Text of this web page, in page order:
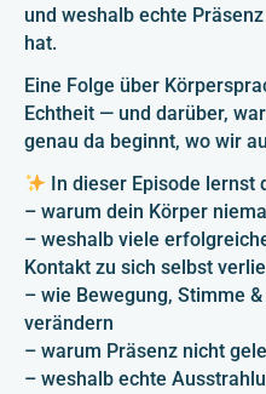
und weshalb echte
hat.
Eine Folge über
Echtheit — und darüber,
genau da beginnt, wo wir
In dieser Episode lernst
– warum dein Körper
– weshalb viele
Kontakt zu sich selbst
– wie Bewegung, Stimme
verändern
– warum Präsenz nicht
– weshalb echte